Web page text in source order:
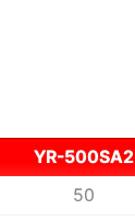
YR-500SA2
50